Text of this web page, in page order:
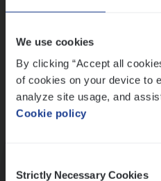
We use cookies
By clicking “Accept all
of cookies on your device to
analyze site usage, and
Cookie policy
Selection
Strictly Necessary Cookies